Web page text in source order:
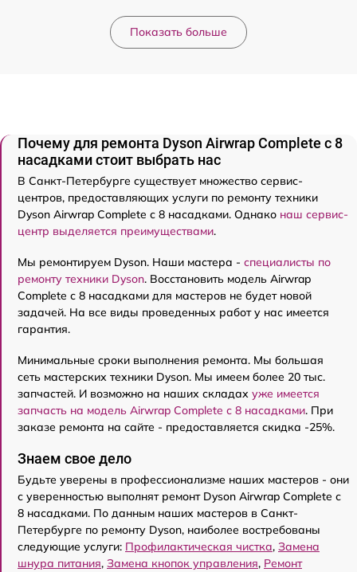
Показать больше
Почему для ремонта Dyson Airwrap Complete с 8
насадками стоит выбрать нас
В Санкт-Петербурге существует множество сервис-
центров, предоставляющих услуги по ремонту техники
Dyson Airwrap Complete с 8 насадками. Однако наш сервис-
центр выделяется преимуществами.
Мы ремонтируем Dyson. Наши мастера - специалисты по
ремонту техники Dyson. Восстановить модель Airwrap
Complete с 8 насадками для мастеров не будет новой
задачей. На все виды проведенных работ у нас имеется
гарантия.
Минимальные сроки выполнения ремонта. Мы большая
сеть мастерских техники Dyson. Мы имеем более 20 тыс.
запчастей. И возможно на наших складах уже имеется
запчасть на модель Airwrap Complete с 8 насадками. При
заказе ремонта на сайте - предоставляется скидка -25%.
Знаем свое дело
Будьте уверены в профессионализме наших мастеров - они
с уверенностью выполнят ремонт Dyson Airwrap Complete с
8 насадками. По данным наших мастеров в Санкт-
Петербурге по ремонту Dyson, наиболее востребованы
следующие услуги: Профилактическая чистка, Замена
шнура питания, Замена кнопок управления, Ремонт